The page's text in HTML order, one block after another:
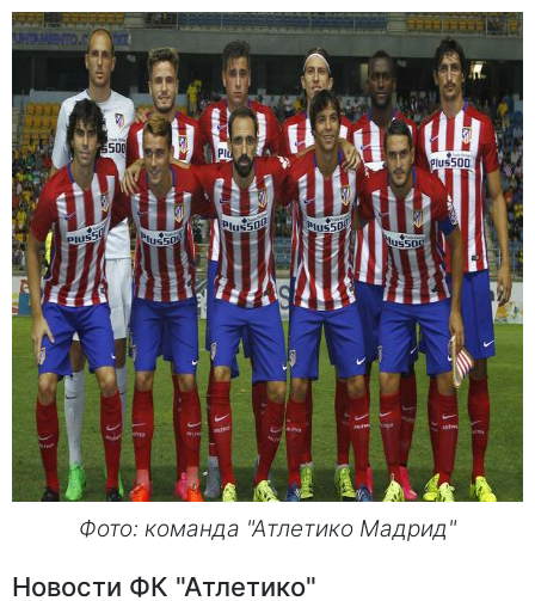
Фото: команда "Атлетико Мадрид"
Новости ФК "Атлетико"